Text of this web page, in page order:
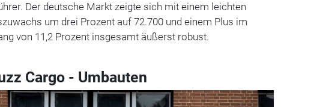
Der deutsche Markt zeigte sich mit einem leichten
um drei Prozent auf 72.700 und einem Plus im
von 11,2 Prozent insgesamt äußerst robust.
Cargo - Umbauten